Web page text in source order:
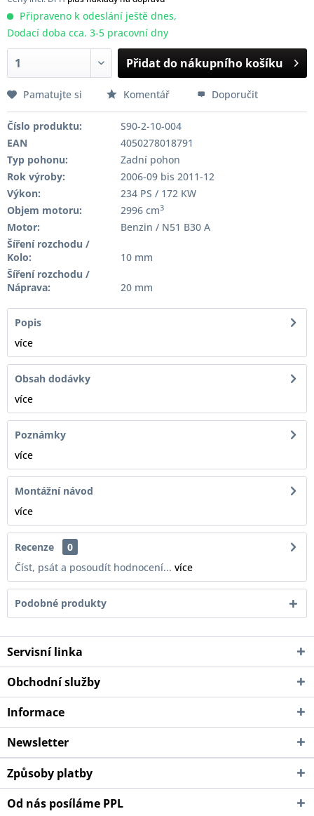
Připraveno k odeslání ještě dnes,
Dodací doba cca. 3-5 pracovní dny
Přidat do nákupního košíku
Pamatujte si Komentář Doporučit
Číslo produktu:
S90-2-10-004
EAN
4050278018791
Typ pohonu:
Zadní pohon
Rok výroby:
2006-09 bis 2011-12
Výkon:
234 PS / 172 KW
Objem motoru:
2996 cm3
Motor:
Benzin / N51 B30 A
Šíření rozchodu /
Kolo:
10 mm
Šíření rozchodu /
Náprava:
20 mm
Popis
více
Obsah dodávky
více
Poznámky
více
Montážní návod
více
Recenze
0
Číst, psát a posoudít hodnocení... více
Podobné produkty
Servisní linka
Obchodní služby
Informace
Newsletter
Způsoby platby
Od nás posíláme PPL